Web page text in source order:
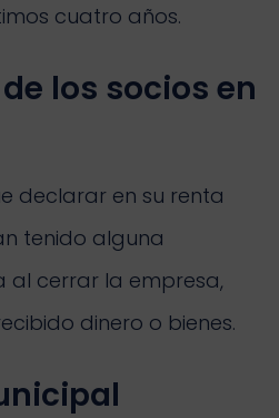
cuatro años.
los socios en
declarar en su renta
tenido alguna
cerrar la empresa,
dinero o bienes.